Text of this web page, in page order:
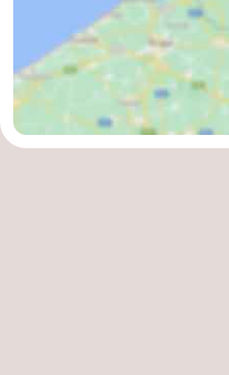
Kontakt